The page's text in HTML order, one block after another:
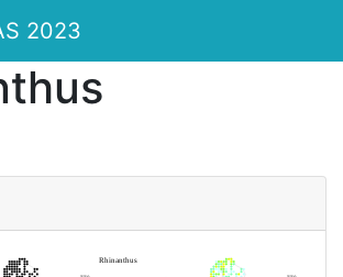
2023